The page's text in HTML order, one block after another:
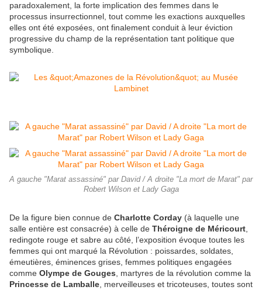
paradoxalement, la forte implication des femmes dans le
processus insurrectionnel, tout comme les exactions auxquelles
elles ont été exposées, ont finalement conduit à leur éviction
progressive du champ de la représentation tant politique que
symbolique.
A gauche "Marat assassiné" par David / A droite "La mort de Marat" par
Robert Wilson et Lady Gaga
De la figure bien connue de Charlotte Corday (à laquelle une
salle entière est consacrée) à celle de Théroigne de Méricourt
redingote rouge et sabre au côté, l’exposition évoque toutes les
femmes qui ont marqué la Révolution : poissardes, soldates,
émeutières, éminences grises, femmes politiques engagées
comme Olympe de Gouges , martyres de la révolution comme la
Princesse de Lamballe , merveilleuses et tricoteuses, toutes sont